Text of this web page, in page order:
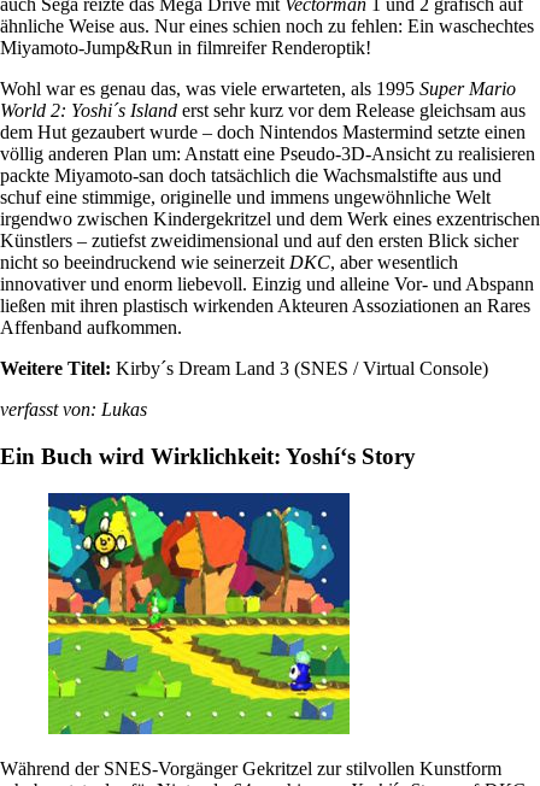
auch Sega reizte das Mega Drive mit Vectorman 1 und 2 grafisch auf
ähnliche Weise aus. Nur eines schien noch zu fehlen: Ein waschechtes
Miyamoto-Jump&Run in filmreifer Renderoptik!
Wohl war es genau das, was viele erwarteten, als 1995 Super Mario
World 2: Yoshi´s Island erst sehr kurz vor dem Release gleichsam aus
dem Hut gezaubert wurde – doch Nintendos Mastermind setzte einen
völlig anderen Plan um: Anstatt eine Pseudo-3D-Ansicht zu realisieren
packte Miyamoto-san doch tatsächlich die Wachsmalstifte aus und
schuf eine stimmige, originelle und immens ungewöhnliche Welt
irgendwo zwischen Kindergekritzel und dem Werk eines exzentrischen
Künstlers – zutiefst zweidimensional und auf den ersten Blick sicher
nicht so beeindruckend wie seinerzeit DKC, aber wesentlich
innovativer und enorm liebevoll. Einzig und alleine Vor- und Abspann
ließen mit ihren plastisch wirkenden Akteuren Assoziationen an Rares
Affenband aufkommen.
Weitere Titel: Kirby´s Dream Land 3 (SNES / Virtual Console)
verfasst von: Lukas
Ein Buch wird Wirklichkeit: Yoshí‘s Story
Während der SNES-Vorgänger Gekritzel zur stilvollen Kunstform